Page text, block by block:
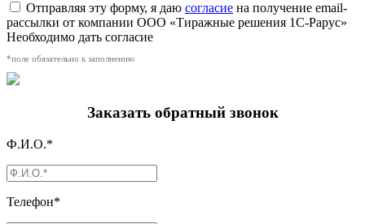
Отправляя эту форму, я даю согласие на получение email-
рассылки от компании ООО «Тиражные решения 1С-Рарус»
Необходимо дать согласие
*поле обязательно к заполнению
Заказать обратный звонок
Ф.И.О.*
Телефон*